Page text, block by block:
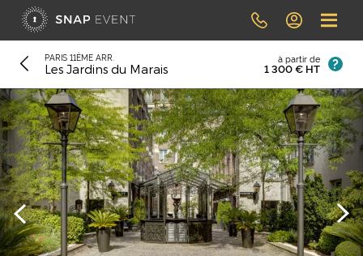
PARIS 11ÈME ARR.
Les Jardins du Marais
à partir de
1 300 € HT